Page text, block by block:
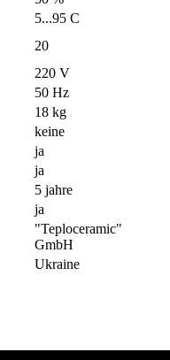
5...95 С
20
220 V
50 Hz
18 kg
keine
ja
ja
5 jahre
ja
"Teploceramic"
GmbH
Ukraine